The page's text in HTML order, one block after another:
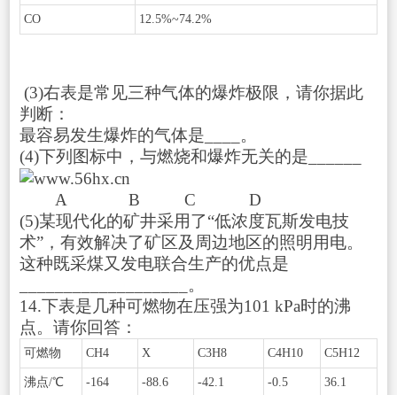
CO 12.5%~74.2%
(3)右表是常见三种气体的爆炸极限，请你据此
判断：
最容易发生爆炸的气体是____。
(4)下列图标中，与燃烧和爆炸无关的是______
A B C D
(5)某现代化的矿井采用了“低浓度瓦斯发电技
术”，有效解决了矿区及周边地区的照明用电。
这种既采煤又发电联合生产的优点是
___________________。
14.下表是几种可燃物在压强为101 kPa时的沸
点。请你回答：
可燃物 CH4 X C3H8 C4H10 C5H12
沸点/℃ -164 -88.6 -42.1 -0.5 36.1